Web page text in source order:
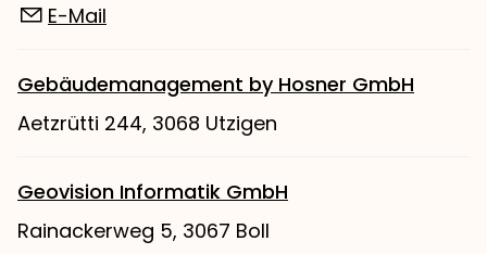
E-Mail
Gebäudemanagement by Hosner GmbH
Aetzrütti 244, 3068 Utzigen
Geovision Informatik GmbH
Rainackerweg 5, 3067 Boll